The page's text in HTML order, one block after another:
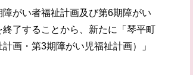
がい者福祉計画及び第6期障がい
了することから、新たに「琴平町
画・第3期障がい児福祉計画）」